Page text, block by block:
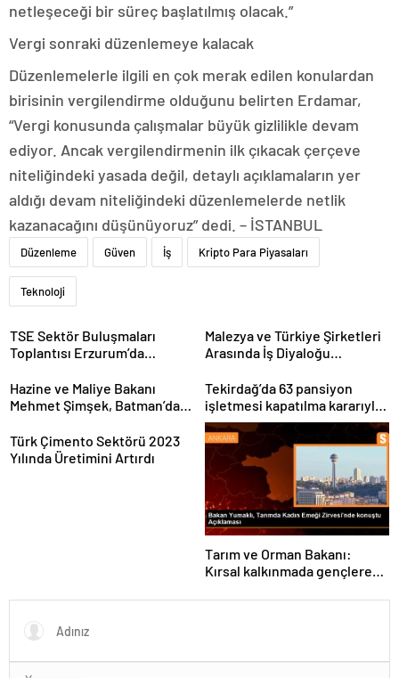
netleşeceği bir süreç başlatılmış olacak.”
Vergi sonraki düzenlemeye kalacak
Düzenlemelerle ilgili en çok merak edilen konulardan
birisinin vergilendirme olduğunu belirten Erdamar,
“Vergi konusunda çalışmalar büyük gizlilikle devam
ediyor. Ancak vergilendirmenin ilk çıkacak çerçeve
niteliğindeki yasada değil, detaylı açıklamaların yer
aldığı devam niteliğindeki düzenlemelerde netlik
kazanacağını düşünüyoruz” dedi. – İSTANBUL
Düzenleme Güven İş Kripto Para Piyasaları
Teknoloji
TSE Sektör Buluşmaları
Toplantısı Erzurum’da
Malezya ve Türkiye Şirketleri
Arasında İş Diyaloğu
Hazine ve Maliye Bakanı
Mehmet Şimşek, Batman’da
yapacak bir fabrikanın
açılışını gerçekleştirdi
Tekirdağ’da 63 pansiyon
işletmesi kapatılma kararıyla
karşı karşıya
Türk Çimento Sektörü 2023
Yılında Üretimini Artırdı
Tarım ve Orman Bakanı:
Kırsal kalkınmada gençlere
yapıyoruz